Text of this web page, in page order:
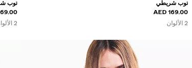
توب شريطي
169.00 AED
2 الألوان
توب
AED
2 الألوان